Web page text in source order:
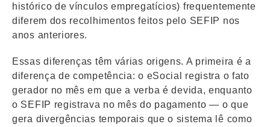
histórico de vínculos empregatícios) frequentemente
diferem dos recolhimentos feitos pelo SEFIP nos
anos anteriores.
Essas diferenças têm várias origens. A primeira é a
diferença de competência: o eSocial registra o fato
gerador no mês em que a verba é devida, enquanto
o SEFIP registrava no mês do pagamento — o que
gera divergências temporais que o sistema lê como